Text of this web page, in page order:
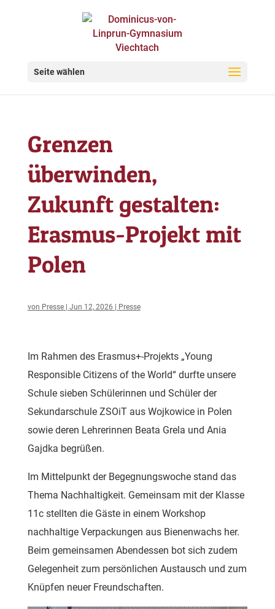
Seite wählen
Grenzen
überwinden,
Zukunft gestalten:
Erasmus-Projekt mit
Polen
von Presse| Jun 12, 2026 Presse
Im Rahmen des Erasmus+-Projekts „Young
Responsible Citizens of the World“ durfte unsere
Schule sieben Schülerinnen und Schüler der
Sekundarschule ZSOiT aus Wojkowice in Polen
sowie deren Lehrerinnen Beata Grela und Ania
Gajdka begrüßen.
Im Mittelpunkt der Begegnungswoche stand das
Thema Nachhaltigkeit. Gemeinsam mit der Klasse
11c stellten die Gäste in einem Workshop
nachhaltige Verpackungen aus Bienenwachs her.
Beim gemeinsamen Abendessen bot sich zudem
Gelegenheit zum persönlichen Austausch und zum
Knüpfen neuer Freundschaften.